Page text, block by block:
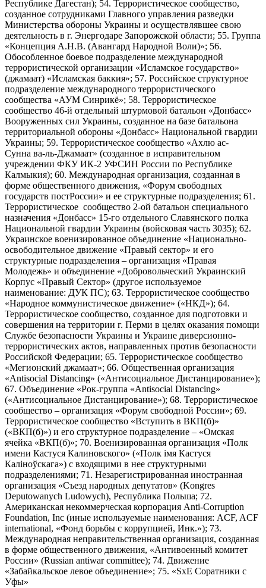
Республике Дагестан); 54. Террористическое сообщество,
созданное сотрудниками Главного управления разведки
Министерства обороны Украины и осуществлявшее свою
деятельность в г. Энергодаре Запорожской области; 55. Группа
«Концепция А.Н.В. (Авангард Народной Воли)»; 56.
Обособленное боевое подразделение международной
террористической организации «Исламское государство»
(джамаат) «Исламская баккия»; 57. Российское структурное
подразделение международного террористического
сообщества «АУМ Синрикё»; 58. Террористическое
сообщество 46-й отдельный штурмовой батальон «Донбасс»
Вооруженных сил Украины, созданное на базе батальона
территориальной обороны «Донбасс» Национальной гвардии
Украины; 59. Террористическое сообщество «Ахлю ас-
Сунна ва-ль-Джамаат» (созданное в исправительном
учреждении ФКУ ИК-2 УФСИН России по Республике
Калмыкия); 60. Международная организация, созданная в
форме общественного движения, «Форум свободных
государств постРоссии» и ее структурные подразделения; 61.
Террористическое сообщество 2-ой батальон специального
назначения «Донбасс» 15-го отдельного Славянского полка
Национальной гвардии Украины (войсковая часть 3035); 62.
Украинское военизированное объединение «Национально-
освободительное движение «Правый сектор» и его
структурные подразделения – организация «Правая
Молодежь» и объединение «Добровольческий Украинский
Корпус «Правый Сектор» (другое используемое
наименование: ДУК ПС); 63. Террористическое сообщество
«Народное коммунистическое движение» («НКД»); 64.
Террористическое сообщество, созданное для подготовки и
совершения на территории г. Перми в целях оказания помощи
Службе безопасности Украины и Украине диверсионно-
террористических актов, направленных против безопасности
Российской Федерации; 65. Террористическое сообщество
«Мегионский джамаат»; 66. Общественная организация
«Antisocial Distancing» («Антисоциальное Дистанцирование»);
67. Объединение «Рок-группа «Antisocial Distancing»
(«Антисоциальное Дистанцирование»); 68. Террористическое
сообщество – организация «Форум свободной России»; 69.
Террористическое сообщество «Вступить в ВКП(б)»
(«ВКП(б)») и его структурное подразделение – «Омская
ячейка «ВКП(б)»; 70. Военизированная организация «Полк
имени Кастуся Калиновского» («Полк iмя Кастуся
Калiноўскага») с входящими в нее структурными
подразделениями; 71. Незарегистрированная иностранная
организация «Съезд народных депутатов» (Kongres
Deputowanych Ludowych), Республика Польша; 72.
Американская некоммерческая корпорация Anti-Corruption
Foundation, Inc (иные используемые наименования: ACF, ACF
international, «Фонд борьбы с коррупцией, Инк.»); 73.
Международная неправительственная организация, созданная
в форме общественного движения, «Антивоенный комитет
России» (Russian antiwar committee); 74. Движение
«Забайкальское левое объединение»; 75. «SxE Соратники с
Уфы»